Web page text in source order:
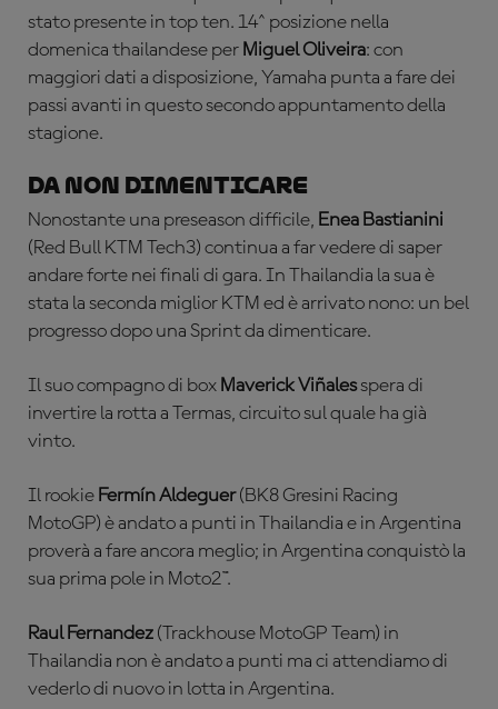
stato presente in top ten. 14^ posizione nella
domenica thailandese per Miguel Oliveira: con
maggiori dati a disposizione, Yamaha punta a fare dei
passi avanti in questo secondo appuntamento della
stagione.
DA NON DIMENTICARE
Nonostante una preseason difficile, Enea Bastianini
(Red Bull KTM Tech3) continua a far vedere di saper
andare forte nei finali di gara. In Thailandia la sua è
stata la seconda miglior KTM ed è arrivato nono: un bel
progresso dopo una Sprint da dimenticare.
Il suo compagno di box Maverick Viñalesspera di
invertire la rotta a Termas, circuito sul quale ha già
vinto.
Il rookie Fermín Aldeguer(BK8 Gresini Racing
MotoGP) è andato a punti in Thailandia e in Argentina
proverà a fare ancora meglio; in Argentina conquistò la
sua prima pole in Moto2™.
Raul Fernandez (Trackhouse MotoGP Team) in
Thailandia non è andato a punti ma ci attendiamo di
vederlo di nuovo in lotta in Argentina.